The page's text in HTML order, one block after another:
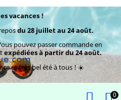
vacances !
du 28 juillet au 24 août.
pouvez passer commande en
expédiées à partir du 24 août.
et très bel été à tous ! ☀️
0